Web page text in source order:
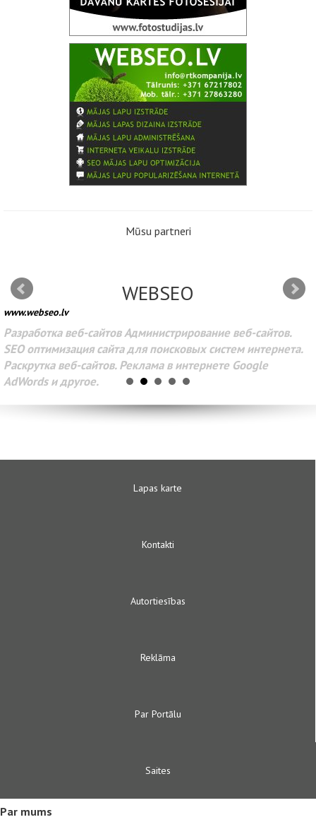
Mūsu partneri
WEBSEO
www.webseo.lv
Разработка веб-сайтов Администрирование веб-сайтов.
SEO оптимизация сайта для поисковых систем интернета.
Раскрутка веб-сайтов. Реклама в интернете Google
AdWords и другое.
Lapas karte
Kontakti
Autortiesības
Reklāma
Par Portālu
Saites
Par mums